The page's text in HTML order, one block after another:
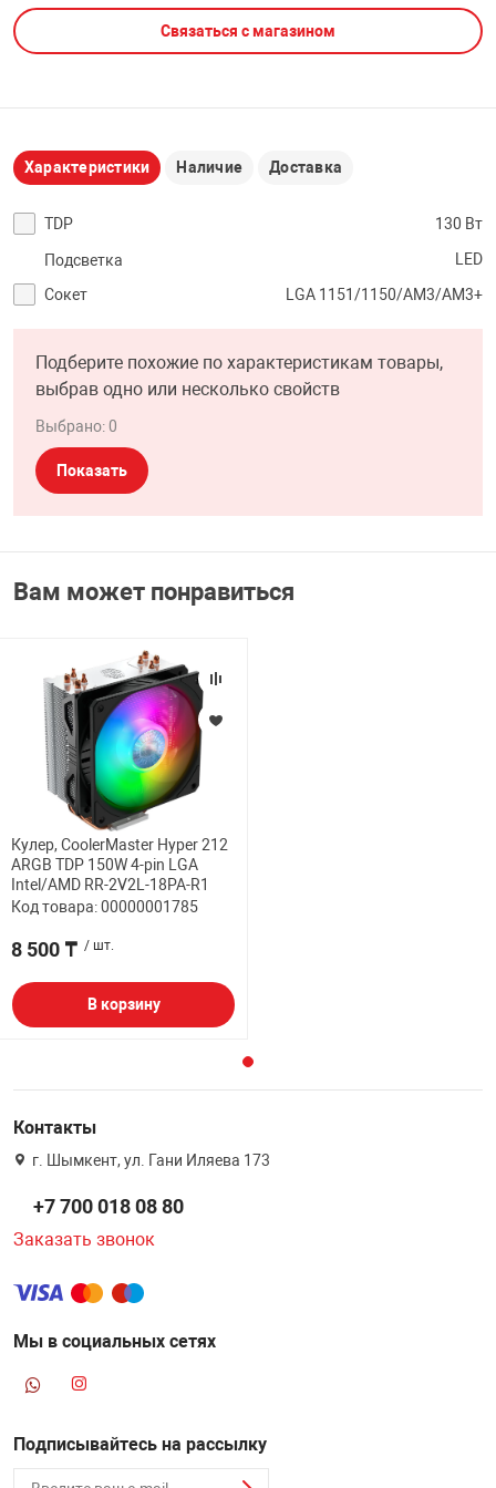
PCI АДАПТЕРЫ
USB
НАБОР ДЛЯ
CD-DVD ДИСКИ
ЛЕНТА ДЛЯ
ДОМА
ТЕХНИКА
Связаться с магазином
Характеристики Наличие Доставка
TDP 130 Вт
Подсветка
LED
Сокет
LGA 1151/1150/AM3/AM3+
Подберите похожие по характеристикам товары,
выбрав одно или несколько свойств
Выбрано:0
Показать
Вам может понравиться
Кулер, CoolerMaster Hyper 212
ARGB TDP 150W 4-pin LGA
Intel/AMD RR-2V2L-18PA-R1
Код товара: 00000001785
8 500 ₸ / шт.
В корзину
Контакты
г. Шымкент, ул. Гани Иляева 173
+7 700 018 08 80
Заказать звонок
Мы в социальных сетях
Подписывайтесь на рассылку